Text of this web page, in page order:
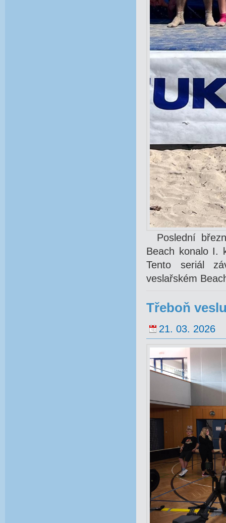
Poslední
Beach konalo I.
Tento seriál
veslařském
Třeboň
21. 03. 2026